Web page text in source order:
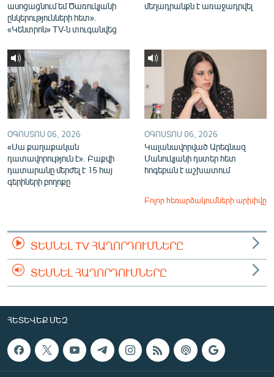
ասոցացնում եմ Ծառուկյանի
ընկերությունների հետ».
«Կենտրոն» TV-ն տուգանվեց
մեղադրանքն է առաջադրվել
ՕԳՈՍՏՈՍ 06, 2026
«Սա քաղաքական
դատավորություն է». Բաքվի
դատարանը մերժել է 15 հայ
գերիների բողոքը
ՕԳՈՍՏՈՍ 06, 2026
Կալանավորված Արեգնազ
Մանուկյանի դստեր հետ
հոգեբան է աշխատում
Բոլոր հեռարձակումների արխիվը
ՏԵՍՆԵԼ TV ՀԱՂՈՐԴՈՒՄՆԵՐԸ
ՏԵՍՆԵԼ ՀԱՂՈՐԴՈՒՄՆԵՐԸ
ՀԵՏԵՎԵՔ ՄԵԶ